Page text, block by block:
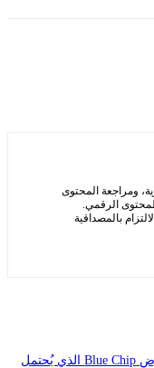
ومراجعة المحتوى
الرقمي.
بالمصداقية
مكتب التحقيقات الفيدرالي يبحث في معرض Blue Chip الذي يُحتمل